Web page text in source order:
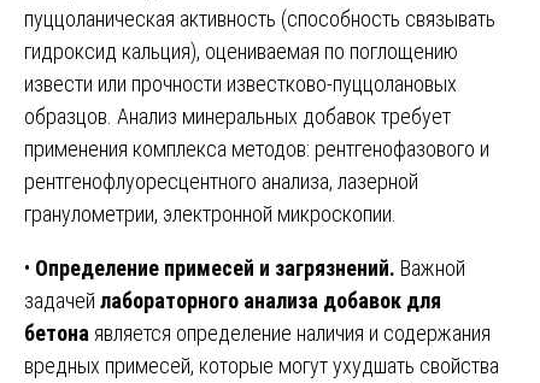
пуццоланическая активность (способность связывать
гидроксид кальция), оцениваемая по поглощению
извести или прочности известково-пуццолановых
образцов. Анализ минеральных добавок требует
применения комплекса методов: рентгенофазового и
рентгенофлуоресцентного анализа, лазерной
гранулометрии, электронной микроскопии.
• Определение примесей и загрязнений. Важной
задачей лабораторного анализа добавок для
бетона является определение наличия и содержания
вредных примесей, которые могут ухудшать свойства